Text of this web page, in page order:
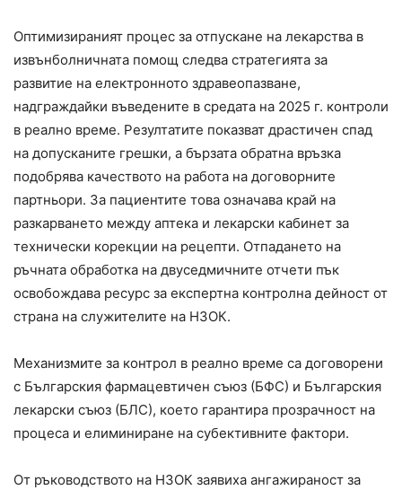
Оптимизираният процес за отпускане на лекарства в
извънболничната помощ следва стратегията за
развитие на електронното здравеопазване,
надграждайки въведените в средата на 2025 г. контроли
в реално време. Резултатите показват драстичен спад
на допусканите грешки, а бързата обратна връзка
подобрява качеството на работа на договорните
партньори. За пациентите това означава край на
разкарването между аптека и лекарски кабинет за
технически корекции на рецепти. Отпадането на
ръчната обработка на двуседмичните отчети пък
освобождава ресурс за експертна контролна дейност от
страна на служителите на НЗОК.
Механизмите за контрол в реално време са договорени
с Българския фармацевтичен съюз (БФС) и Българския
лекарски съюз (БЛС), което гарантира прозрачност на
процеса и елиминиране на субективните фактори.
От ръководството на НЗОК заявиха ангажираност за